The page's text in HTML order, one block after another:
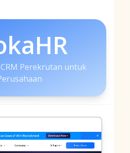
CRM Perekrutan untuk